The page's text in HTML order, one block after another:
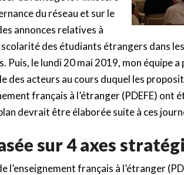
du réseau et sur le
annonces relatives à
des étudiants étrangers dans
Puis, le lundi 20 mai 2019, mon équipe
des acteurs au cours duquel les
français à l’étranger (PDEFE) ont
devrait être élaborée suite à ces
sur 4 axes
l’enseignement français à l’étranger